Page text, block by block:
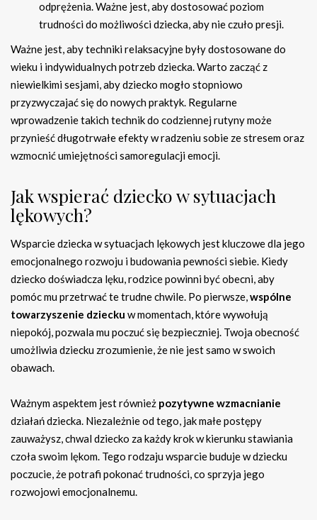
odprężenia. Ważne jest, aby dostosować poziom
trudności do możliwości dziecka, aby nie czuło presji.
Ważne jest, aby techniki relaksacyjne były dostosowane do
wieku i indywidualnych potrzeb dziecka. Warto zacząć z
niewielkimi sesjami, aby dziecko mogło stopniowo
przyzwyczajać się do nowych praktyk. Regularne
wprowadzenie takich technik do codziennej rutyny może
przynieść długotrwałe efekty w radzeniu sobie ze stresem oraz
wzmocnić umiejętności samoregulacji emocji.
Jak wspierać dziecko w sytuacjach
lękowych?
Wsparcie dziecka w sytuacjach lękowych jest kluczowe dla jego
emocjonalnego rozwoju i budowania pewności siebie. Kiedy
dziecko doświadcza lęku, rodzice powinni być obecni, aby
pomóc mu przetrwać te trudne chwile. Po pierwsze,wspólne
towarzyszenie dziecku w momentach, które wywołują
niepokój, pozwala mu poczuć się bezpieczniej. Twoja obecność
umożliwia dziecku zrozumienie, że nie jest samo w swoich
obawach.
Ważnym aspektem jest również pozytywne wzmacnianie
działań dziecka. Niezależnie od tego, jak małe postępy
zauważysz, chwal dziecko za każdy krok w kierunku stawiania
czoła swoim lękom. Tego rodzaju wsparcie buduje w dziecku
poczucie, że potrafi pokonać trudności, co sprzyja jego
rozwojowi emocjonalnemu.